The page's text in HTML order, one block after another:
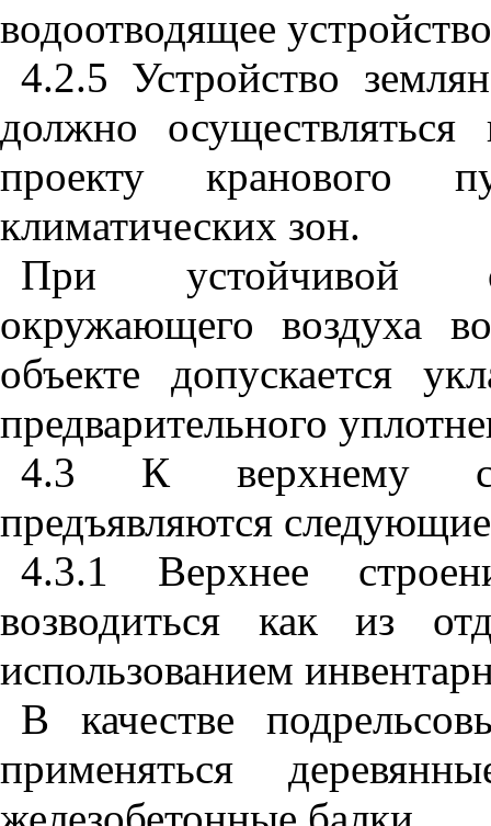
водоотводящее
4.2.5 Устройство
должно
проекту кранового
климатических зон.
При устойчивой
окружающего воздуха
объекте допускается
предварительного
4.3 К верхнему
предъявляются
4.3.1 Верхнее
возводиться как из
использованием
В качестве
применяться